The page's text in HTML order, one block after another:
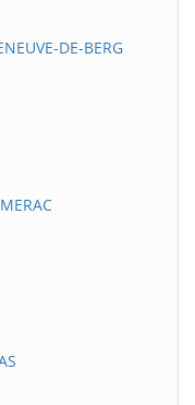
DE-BERG